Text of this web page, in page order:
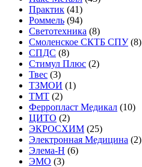
Практик (41)
Роммель (94)
Светотехника (8)
Смоленское СКТБ СПУ (8)
СПДС (8)
Стимул Плюс (2)
Твес (3)
ТЗМОИ (1)
ТМТ (2)
Ферропласт Медикал (10)
ЦИТО (2)
ЭКРОСХИМ (25)
Электронная Медицина (2)
Элема-Н (6)
ЭМО (3)